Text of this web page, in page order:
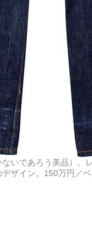
いであろう美品）。
デザイン。150万円